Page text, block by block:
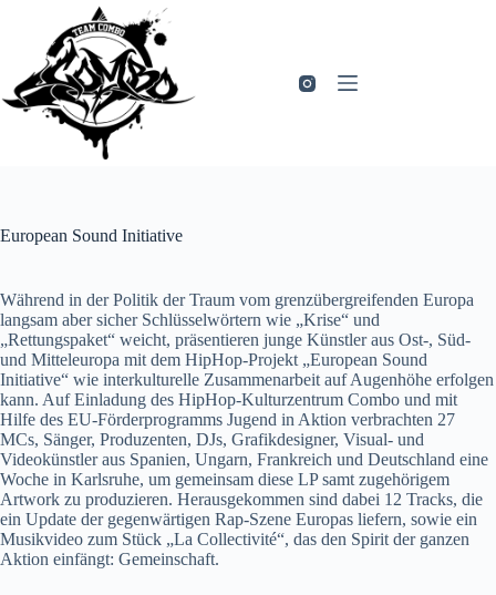
springen
European Sound Initiative
Während in der Politik der Traum vom grenzübergreifenden Europa
langsam aber sicher Schlüsselwörtern wie „Krise“ und
„Rettungspaket“ weicht, präsentieren junge Künstler aus Ost-, Süd-
und Mitteleuropa mit dem HipHop-Projekt „European Sound
Initiative“ wie interkulturelle Zusammenarbeit auf Augenhöhe erfolgen
kann. Auf Einladung des HipHop-Kulturzentrum Combo und mit
Hilfe des EU-Förderprogramms Jugend in Aktion verbrachten 27
MCs, Sänger, Produzenten, DJs, Grafikdesigner, Visual- und
Videokünstler aus Spanien, Ungarn, Frankreich und Deutschland eine
Woche in Karlsruhe, um gemeinsam diese LP samt zugehörigem
Artwork zu produzieren. Herausgekommen sind dabei 12 Tracks, die
ein Update der gegenwärtigen Rap-Szene Europas liefern, sowie ein
Musikvideo zum Stück „La Collectivité“, das den Spirit der ganzen
Aktion einfängt: Gemeinschaft.